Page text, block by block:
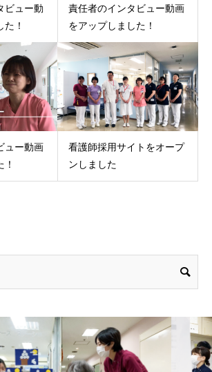
ビュー動
！
責任者のインタビュー動画
をアップしました！
ュー動画
看護師採用サイトをオープ
ンしました